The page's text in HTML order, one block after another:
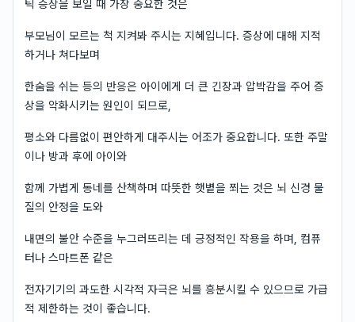
틱 증상을 보일 때 가장 중요한 것은
부모님이 모르는 척 지켜봐 주시는 지혜입니다. 증상에 대해 지적
하거나 쳐다보며
한숨을 쉬는 등의 반응은 아이에게 더 큰 긴장과 압박감을 주어 증
상을 악화시키는 원인이 되므로,
평소와 다름없이 편안하게 대주시는 어조가 중요합니다. 또한 주말
이나 방과 후에 아이와
함께 가볍게 동네를 산책하며 따뜻한 햇볕을 쬐는 것은 뇌 신경 물
질의 안정을 도와
내면의 불안 수준을 누그러뜨리는 데 긍정적인 작용을 하며, 컴퓨
터나 스마트폰 같은
전자기기의 과도한 시각적 자극은 뇌를 흥분시킬 수 있으므로 가급
적 제한하는 것이 좋습니다.